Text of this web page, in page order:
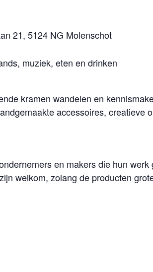
21, 5124 NG Molenschot
muziek, eten en drinken
kramen wandelen en
accessoires, creatieve
en makers die hun
welkom, zolang de producten